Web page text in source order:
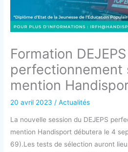
Formation
perfectionnement
mention
20 avril 2023 /Actualités
La nouvelle session du DEJEPS
mention Handisport débutera le 4
69).Les tests de sélection auront